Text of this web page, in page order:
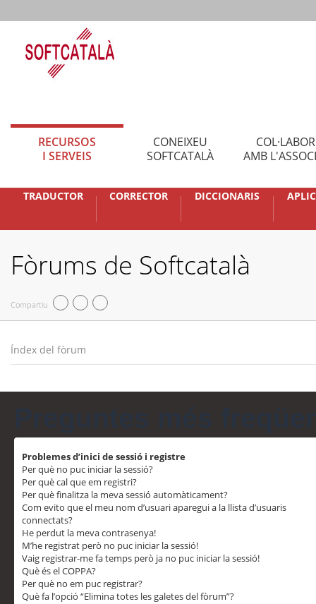
RECURSOS
I SERVEIS
CONEIXEU
SOFTCATALÀ
AMB
TRADUCTOR CORRECTOR DICCIONARIS
Fòrums de Softcatalà
Compartiu
Índex del fòrum
Problemes d’inici de sessió i registre
Per què no puc iniciar la sessió?
Per què cal que em registri?
Per què finalitza la meva sessió automàticament?
Com evito que el meu nom d’usuari aparegui a la llista d’usuaris
connectats?
He perdut la meva contrasenya!
M’he registrat però no puc iniciar la sessió!
Vaig registrar-me fa temps però ja no puc iniciar la sessió!
Què és el COPPA?
Per què no em puc registrar?
Què fa l’opció “Elimina totes les galetes del fòrum”?